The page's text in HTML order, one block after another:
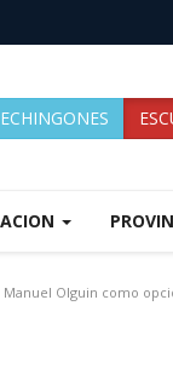
Manuel Olguin como